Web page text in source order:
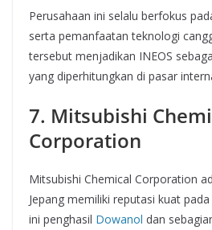
Perusahaan ini selalu berfokus
serta pemanfaatan teknologi
tersebut menjadikan INEOS
yang diperhitungkan di pasar
7. Mitsubishi
Corporation
Mitsubishi Chemical Corporation
Jepang memiliki reputasi kuat
ini penghasil Dowanol dan